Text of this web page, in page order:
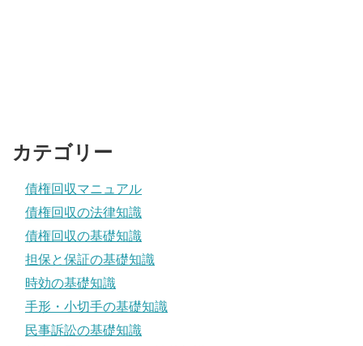
カテゴリー
債権回収マニュアル
債権回収の法律知識
債権回収の基礎知識
担保と保証の基礎知識
時効の基礎知識
手形・小切手の基礎知識
民事訴訟の基礎知識